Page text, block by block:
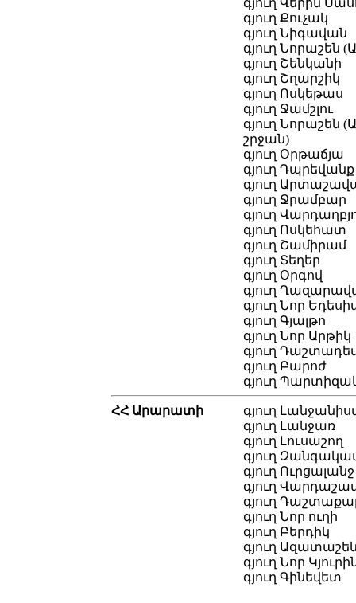
գյուղ Վերին
գյուղ Քուչակ
գյուղ Նիգավան
գյուղ Նորաշեն
գյուղ Շենկանի
գյուղ Շղարշիկ
գյուղ Ոսկեթաս
գյուղ Ջամշլու
գյուղ Նորաշեն
շրջան)
գյուղ Օրթաճյա
գյուղ Դպրեվանք
գյուղ
գյուղ Ջրամբար
գյուղ
գյուղ Ոսկեհատ
գյուղ Շամիրամ
գյուղ Տեղեր
գյուղ Օրգով
գյուղ
գյուղ Նոր
գյուղ Գյալթո
գյուղ Նոր Արթիկ
գյուղ
գյուղ Բարոժ
գյուղ
ՀՀ Արարատի
գյուղ
գյուղ Լանջառ
գյուղ Լուսաշող
գյուղ
գյուղ Ուրցալանջ
գյուղ
գյուղ
գյուղ Նոր ուղի
գյուղ Բերդիկ
գյուղ
գյուղ Նոր
գյուղ Գինեվետ